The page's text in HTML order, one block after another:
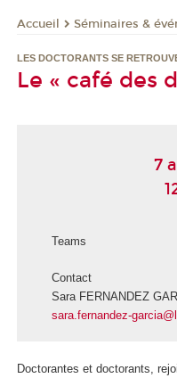
Accueil Séminaires &
LES DOCTORANTS SE
Le « café des
7
Teams
Contact
Sara FERNANDEZ
sara.fernandez-
Doctorantes et doctorants,